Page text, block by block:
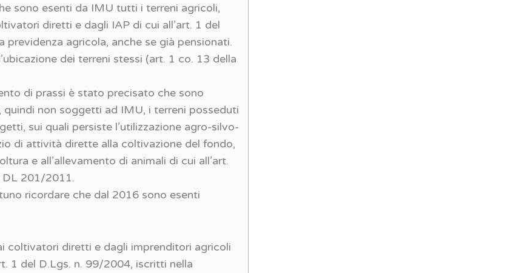
sono esenti da IMU tutti i terreni agricoli,
diretti e dagli IAP di cui all’art. 1 del
agricola, anche se già pensionati.
dei terreni stessi (art. 1 co. 13 della
di prassi è stato precisato che sono
non soggetti ad IMU, i terreni posseduti
sui quali persiste l’utilizzazione agro-silvo-
di attività dirette alla coltivazione del fondo,
e all’allevamento di animali di cui all’art.
DL 201/2011.
ricordare che dal 2016 sono esenti
coltivatori diretti e dagli imprenditori agricoli
1 del D.Lgs. n. 99/2004, iscritti nella